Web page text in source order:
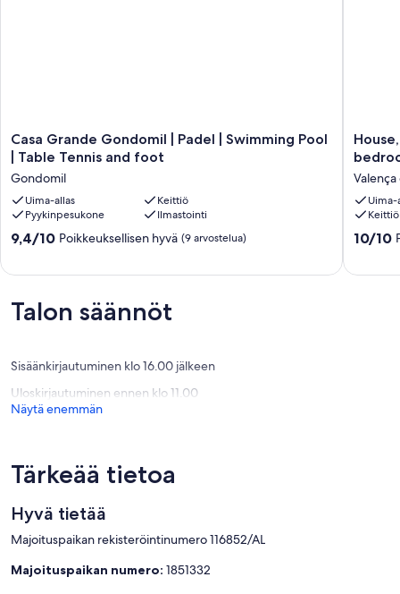
Casa
Grande
Gondomil
|
Padel
|
Swimming
Pool
and
Casa Grande Gondomil | Padel | Swimming Pool
| Table Tennis and foot
Gondomil
Uima-allas
Keittiö
Pyykinpesukone
Ilmastointi
9.4
hyvä,
(9
9,4/10 Poikkeuksellisen hyvä (9 arvostelua)
House,
private
pool,
billiards,
6
sleeps
Uima-
Keittiö
10.0
10/10
Talon säännöt
Sisäänkirjautuminen klo 16.00 jälkeen
Uloskirjautuminen ennen klo 11.00
Näytä enemmän
Tärkeää tietoa
Hyvä tietää
Majoituspaikan rekisteröintinumero 116852/AL
Majoituspaikan numero: 1851332